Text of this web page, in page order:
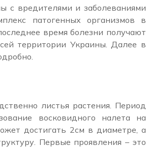
с вредителями и заболеваниями
патогенных организмов в
время болезни получают
территории Украины. Далее в
листья растения. Период
восковидного налета на
достигать 2см в диаметре, а
Первые проявления – это